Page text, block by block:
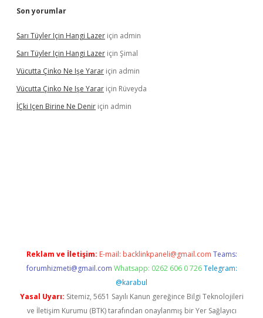
Son yorumlar
Sarı Tüyler Için Hangi Lazer için admin
Sarı Tüyler Için Hangi Lazer için Şimal
Vücutta Çinko Ne Işe Yarar için admin
Vücutta Çinko Ne Işe Yarar için Rüveyda
İÇki Içen Birine Ne Denir için admin
Reklam ve İletişim: E-mail: backlinkpaneli@gmail.com Teams:
forumhizmeti@gmail.com Whatsapp: 0262 606 0 726 Telegram:
@karabul
Yasal Uyarı: Sitemiz, 5651 Sayılı Kanun gereğince Bilgi Teknolojileri
ve İletişim Kurumu (BTK) tarafından onaylanmış bir Yer Sağlayıcı